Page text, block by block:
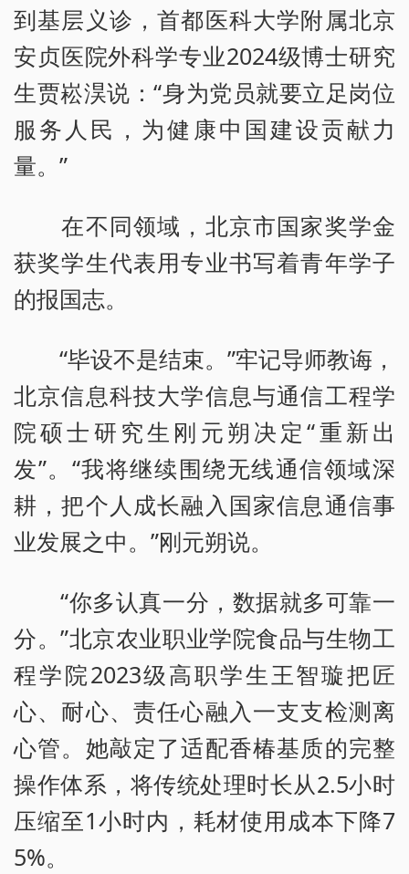
到基层义诊，首都医科大学附属北京
安贞医院外科学专业2024级博士研究
生贾崧淏说：“身为党员就要立足岗位
服务人民，为健康中国建设贡献力
量。”
在不同领域，北京市国家奖学金
获奖学生代表用专业书写着青年学子
的报国志。
“毕设不是结束。”牢记导师教诲，
北京信息科技大学信息与通信工程学
院硕士研究生刚元朔决定“重新出
发”。“我将继续围绕无线通信领域深
耕，把个人成长融入国家信息通信事
业发展之中。”刚元朔说。
“你多认真一分，数据就多可靠一
分。”北京农业职业学院食品与生物工
程学院2023级高职学生王智璇把匠
心、耐心、责任心融入一支支检测离
心管。她敲定了适配香椿基质的完整
操作体系，将传统处理时长从2.5小时
压缩至1小时内，耗材使用成本下降7
5%。